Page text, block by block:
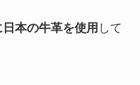
本の牛革を使用 して